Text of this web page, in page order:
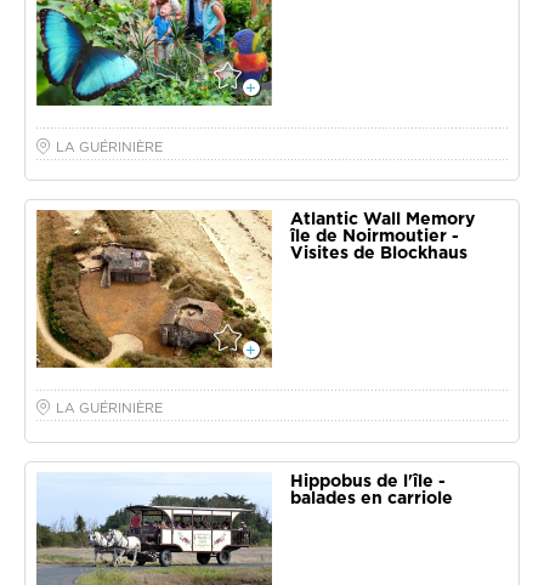
LA GUÉRINIÈRE
Atlantic Wall Memory
île de Noirmoutier -
Visites de Blockhaus
LA GUÉRINIÈRE
Hippobus de l'île -
balades en carriole